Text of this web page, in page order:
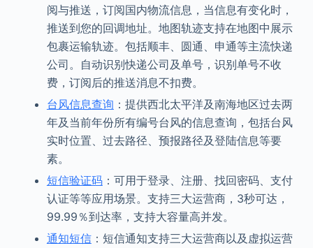
阅与推送，订阅国内物流信息，当信息有变化时，
推送到您的回调地址。地图轨迹支持在地图中展示
包裹运输轨迹。包括顺丰、圆通、申通等主流快递
公司。自动识别快递公司及单号，识别单号不收
费，订阅后的推送消息不扣费。
台风信息查询 ：提供西北太平洋及南海地区过去两
年及当前年份所有编号台风的信息查询，包括台风
实时位置、过去路径、预报路径及登陆信息等要
素。
短信验证码：可用于登录、注册、找回密码、支付
认证等等应用场景。支持三大运营商，3秒可达，
99.99％到达率，支持大容量高并发。
通知短信：短信通知支持三大运营商以及虚拟运营